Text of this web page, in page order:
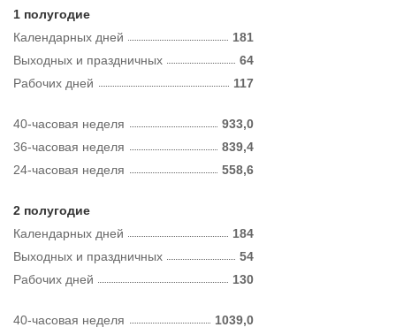
1 полугодие
Календарных дней
181
Рабочих дней 117
Выходных и праздничных 64
40-часовая неделя
933,0
36-часовая неделя
839,4
24-часовая неделя
558,6
2 полугодие
Календарных дней
184
Рабочих дней 130
Выходных и праздничных 54
40-часовая неделя
1039,0